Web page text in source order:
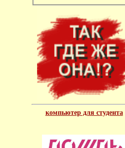
компьютер для студента